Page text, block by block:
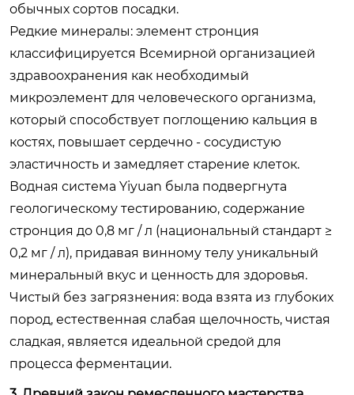
обычных сортов посадки.
Редкие минералы: элемент стронция
классифицируется Всемирной организацией
здравоохранения как необходимый
микроэлемент для человеческого организма,
который способствует поглощению кальция в
костях, повышает сердечно - сосудистую
эластичность и замедляет старение клеток.
Водная система Yiyuan была подвергнута
геологическому тестированию, содержание
стронция до 0,8 мг / л (национальный стандарт ≥
0,2 мг / л), придавая винному телу уникальный
минеральный вкус и ценность для здоровья.
Чистый без загрязнения: вода взята из глубоких
пород, естественная слабая щелочность, чистая
сладкая, является идеальной средой для
процесса ферментации.